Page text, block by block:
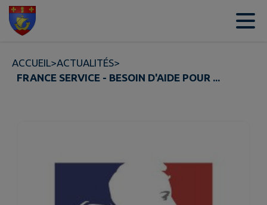
Contenu
ACCUEIL>ACTUALITÉS>
FRANCE SERVICE - BESOIN D'AIDE POUR ...